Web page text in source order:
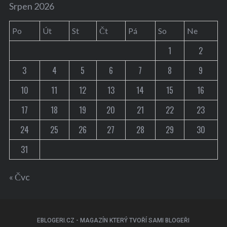
Srpen 2026
Po Út St Čt Pá So Ne
1
2
3
4 5 6 7 8
9
10
11 12 13 14 15
16
17
18 19 20 21 22
23
24
25 26 27 28 29
30
31
« Čvc
EBLOGERI.CZ - MAGAZÍN KTERÝ TVOŘÍ SAMI BLOGEŘI